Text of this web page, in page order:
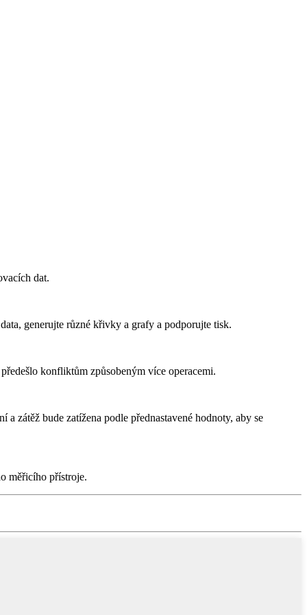
dat.
generujte různé křivky a grafy a podporujte tisk.
konfliktům způsobeným více operacemi.
zátěž bude zatížena podle přednastavené hodnoty, aby se
měřicího přístroje.